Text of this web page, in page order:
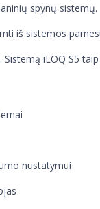
spynų sistemų.
iš sistemos
iLOQ S5
nustatymui